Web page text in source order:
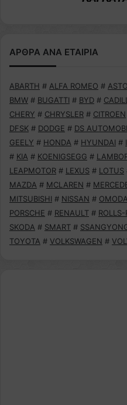
ΑΡΘΡΑ ΑΝΑ ΕΤΑΙΡΙΑ
ABARTH # ALFA ROMEO #
BMW # BUGATTI # BYD #
CHERY # CHRYSLER # CITROEN
DFSK # DODGE # DS
GEELY # HONDA # HYUNDAI #
# KIA # KOENIGSEGG #
LEAPMOTOR # LEXUS # LOTUS
MAZDA # MCLAREN #
MITSUBISHI # NISSAN #
PORSCHE # RENAULT # ROLLS-
SKODA # SMART #
TOYOTA # VOLKSWAGEN #